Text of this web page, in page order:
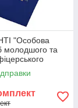
"Особова
молодшого та
А4, без
10мм*10